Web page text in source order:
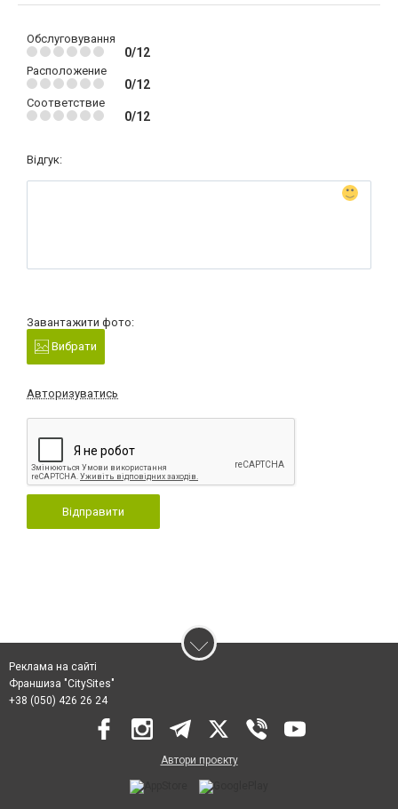
Обслуговування
0/12
Расположение
0/12
Соответствие
0/12
Відгук:
Завантажити фото:
Вибрати
Авторизуватись
Відправити
Реклама на сайті
Франшиза "CitySites"
+38 (050) 426 26 24
Автори проєкту